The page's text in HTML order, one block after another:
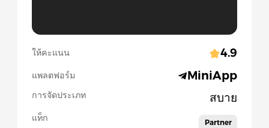
ให้คะแนน 4.9
แพลตฟอร์ม MiniApp
การจัดประเภท สบาย
แท็ก Partner